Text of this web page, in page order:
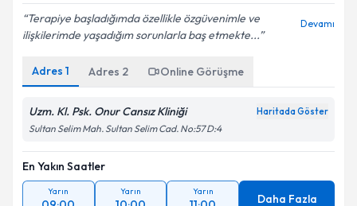
Terapiye başladığımda özellikle özgüvenimle ve
ilişkilerimde yaşadığım sorunlarla baş etmekte...
Devamı
Adres 1 Adres 2 Online Görüşme
Uzm. Kl. Psk. Onur Cansız Kliniği Haritada Göster
Sultan Selim Mah. Sultan Selim Cad. No:57 D:4
En Yakın Saatler
Yarın Yarın Yarın
Daha Fazla